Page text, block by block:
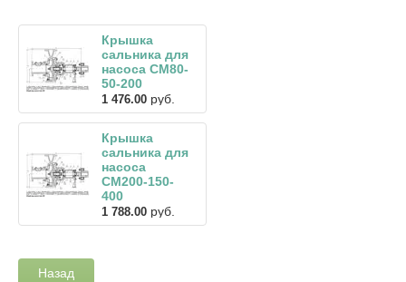
Крышка
сальника для
насоса СМ80-
50-200
1 476.00 руб.
Крышка
сальника для
насоса
СМ200-150-
400
1 788.00 руб.
Назад